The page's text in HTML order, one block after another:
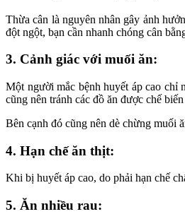
Thừa cân là nguyên nhân gây ảnh
đột ngột, bạn cần nhanh chóng cân
3. Cảnh giác với muối ăn:
Một người mắc bệnh huyết áp cao chỉ
cũng nên tránh các đồ ăn được chế
Bên cạnh đó cũng nên dè chừng muối
4. Hạn chế ăn thịt:
Khi bị huyết áp cao, do phải hạn chế
5. Ăn nhiều rau: